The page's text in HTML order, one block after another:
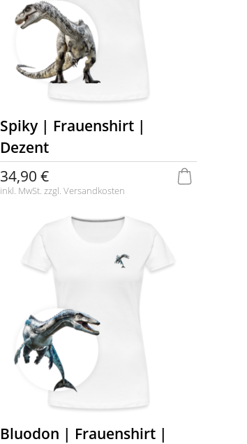
Spiky | Frauenshirt |
Dezent
34,90 €
inkl. MwSt. zzgl. Versandkosten
Bluodon | Frauenshirt |